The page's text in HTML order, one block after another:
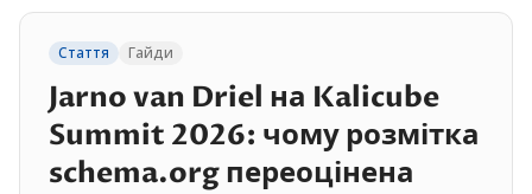
Стаття Гайди
Jarno van Driel на Kalicube
Summit 2026: чому розмітка
schema.org переоцінена